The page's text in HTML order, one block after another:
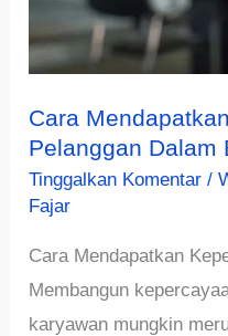
Cara
Pelanggan Dalam
Tinggalkan Komentar /
Fajar
Cara Mendapatkan
Membangun
karyawan mungkin